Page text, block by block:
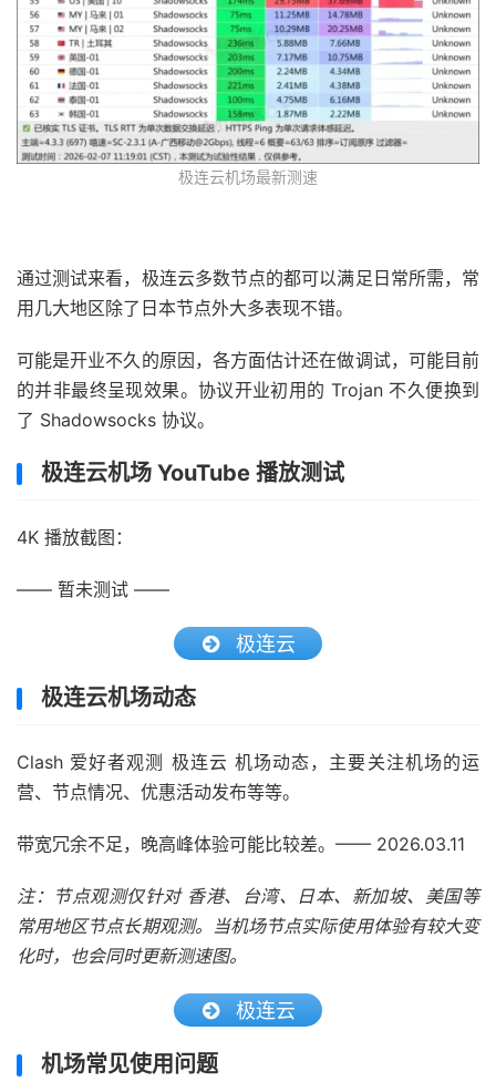
极连云机场最新测速
通过测试来看，极连云多数节点的都可以满足日常所需，常
用几大地区除了日本节点外大多表现不错。
可能是开业不久的原因，各方面估计还在做调试，可能目前
的并非最终呈现效果。协议开业初用的 Trojan 不久便换到
了 Shadowsocks 协议。
极连云机场 YouTube 播放测试
4K 播放截图：
—— 暂未测试 ——
极连云
极连云机场动态
Clash 爱好者观测 极连云 机场动态，主要关注机场的运
营、节点情况、优惠活动发布等等。
带宽冗余不足，晚高峰体验可能比较差。—— 2026.03.11
注：节点观测仅针对 香港、台湾、日本、新加坡、美国等
常用地区节点长期观测。当机场节点实际使用体验有较大变
化时，也会同时更新测速图。
极连云
机场常见使用问题